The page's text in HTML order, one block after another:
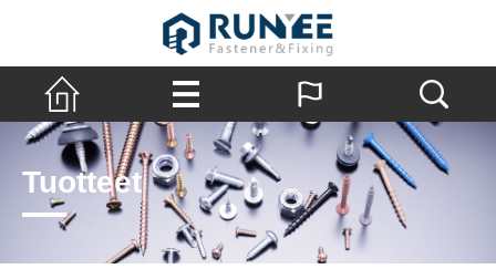
Tuotteet